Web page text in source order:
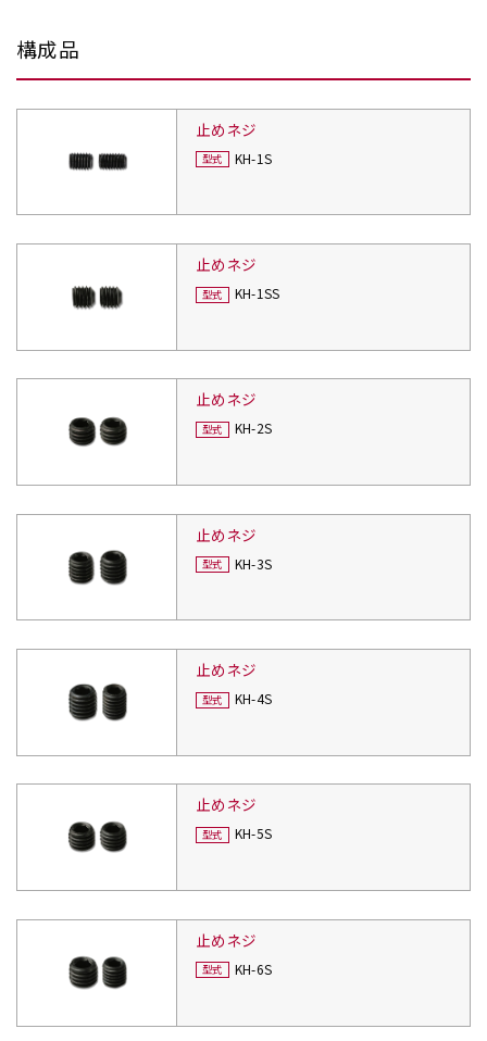
構成品
止めネジ
KH-1S
止めネジ
KH-1SS
止めネジ
KH-2S
止めネジ
KH-3S
止めネジ
KH-4S
止めネジ
KH-5S
止めネジ
KH-6S